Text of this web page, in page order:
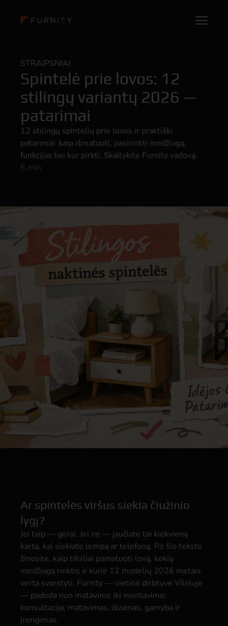
STRAIPSNIAI
Spintelė prie lovos: 12
stilingų variantų 2026 —
patarimai
12 stilingų spintelių prie lovos ir praktiški
patarimai: kaip išmatuoti, pasirinkti medžiagą,
funkcijas bei kur pirkti. Skaitykite Furnity vadovą.
6 min.
Ar spintelės viršus siekia čiužinio
lygį?
Jei taip — gerai. Jei ne — jaučiate tai kiekvieną
kartą, kai siekiate lempą ar telefoną. Po šio teksto
žinosite, kaip tiksliai pamatuoti lovą, kokią
medžiagą rinktis ir kurie 12 modelių 2026 metais
verta svarstyti. Furnity — vietinė dirbtuvė Vilniuje
— padeda nuo matavimo iki montavimo:
konsultacija, matavimas, dizainas, gamyba ir
įrengimas.